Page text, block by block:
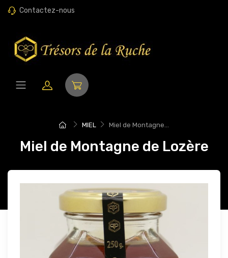
Contactez-nous
MIEL Miel de Montagne...
Miel de Montagne de Lozère